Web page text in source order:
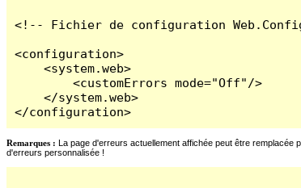
<!-- Fichier de configuration
<configuration>
    <system.web>
        <customErrors mode="Off"/>
    </system.web>
</configuration>
Remarques : La page d'erreurs actuellement affichée peut être remplacée
d'erreurs personnalisée !